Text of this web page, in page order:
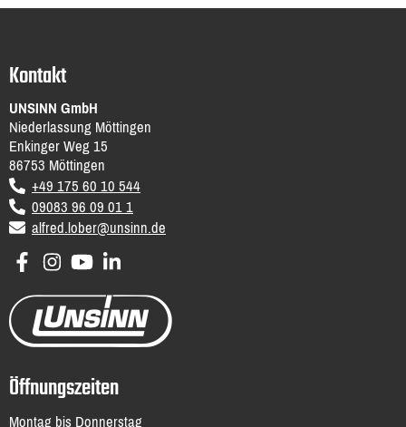
Kontakt
UNSINN GmbH
Niederlassung Möttingen
Enkinger Weg 15
86753Möttingen
DE +49 175 60 10 544
09083 96 09 01 1
email
alfred.lober@unsinn.de
Öffnungszeiten